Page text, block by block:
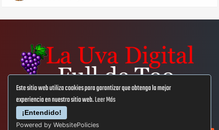
Este sitio web utiliza cookies para garantizar que obtenga la mejor
experiencia en nuestro sitio web.Leer Más
¡Entendido!
Powered by WebsitePolicies
Aviso Lega Privacidad
© Copyright 2019